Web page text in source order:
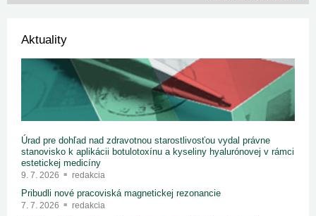
Aktuality
Úrad pre dohľad nad zdravotnou starostlivosťou vydal právne
stanovisko k aplikácii botulotoxínu a kyseliny hyalurónovej v rámci
estetickej medicíny
9. 7. 2026 redakcia
Pribudli nové pracoviská magnetickej rezonancie
7. 7. 2026 redakcia